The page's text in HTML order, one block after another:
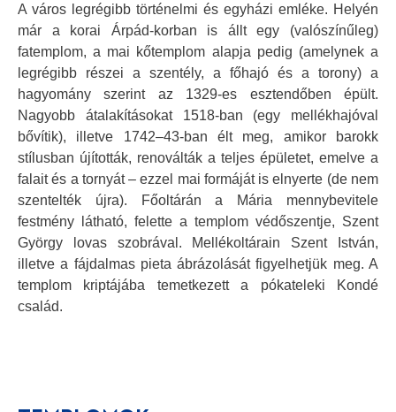
A város legrégibb történelmi és egyházi emléke. Helyén
már a korai Árpád-korban is állt egy (valószínűleg)
fatemplom, a mai kőtemplom alapja pedig (amelynek a
legrégibb részei a szentély, a főhajó és a torony) a
hagyomány szerint az 1329-es esztendőben épült.
Nagyobb átalakításokat 1518-ban (egy mellékhajóval
bővítik), illetve 1742–43-ban élt meg, amikor barokk
stílusban újították, renoválták a teljes épületet, emelve a
falait és a tornyát – ezzel mai formáját is elnyerte (de nem
szentelték újra). Főoltárán a Mária mennybevitele
festmény látható, felette a templom védőszentje, Szent
György lovas szobrával. Mellékoltárain Szent István,
illetve a fájdalmas pieta ábrázolását figyelhetjük meg. A
templom kriptájába temetkezett a pókateleki Kondé
család.